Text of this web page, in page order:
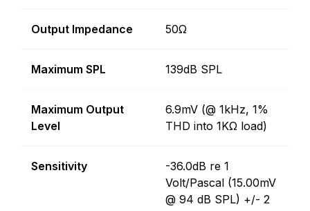
Output Impedance 50Ω
Maximum SPL 139dB SPL
Maximum Output
Level
6.9mV (@ 1kHz, 1%
THD into 1KΩ load)
Sensitivity
-36.0dB re 1
Volt/Pascal (15.00mV
@ 94 dB SPL) +/- 2